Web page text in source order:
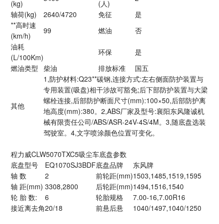
(kg)
(人)
轴荷(kg)
2640/4720 免征
是
**高时速
(km/h)
99 燃油
否
油耗
(L/100Km)
环保
是
燃油类型
柴油 排放标准 国五
其他
1,防护材料:Q23**碳钢,连接方式:左右侧面防护装置与
专用装置(吸盘)相干涉故可豁免;后下部防护装置与大梁
螺栓连接,后部防护断面尺寸(mm):100×50,后部防护离
地高度(mm):380。2,ABS厂家及型号:襄阳东风隆诚机
械有限责任公司/ABS/ASR-24V-4S/4M。3,随底盘选装
驾驶室。4,文字喷涂颜色位置可变化。
程力威CLW5070TXC5吸尘车底盘参数
底盘型号
EQ1070SJ3BDF底盘品牌
东风牌
轴 数
2 前轮距(mm)1503,1485,1519,1595
轴 距(mm) 3308,2800 后轮距(mm)1494,1516,1540
轮 胎 数:
6 轮胎规格
7.00-16,7.00R16
接近离去角20/18 前悬后悬 1040/1497,1040/1250